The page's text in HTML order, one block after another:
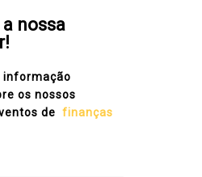
nossa
informação
os nossos
de finanças